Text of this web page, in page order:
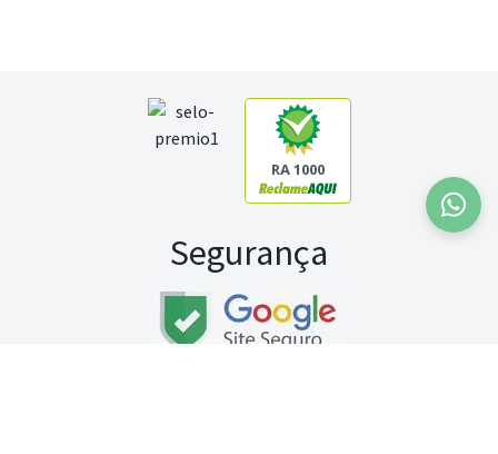
RA 1000
Segurança